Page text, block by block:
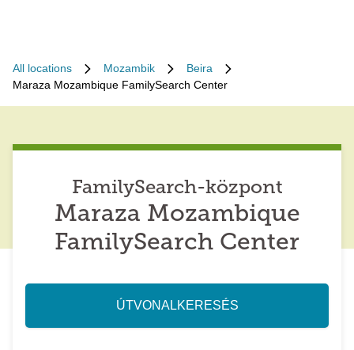
All locations Mozambik
Beira
Maraza Mozambique FamilySearch Center
FamilySearch-központ
Maraza Mozambique
FamilySearch Center
ÚTVONALKERESÉS